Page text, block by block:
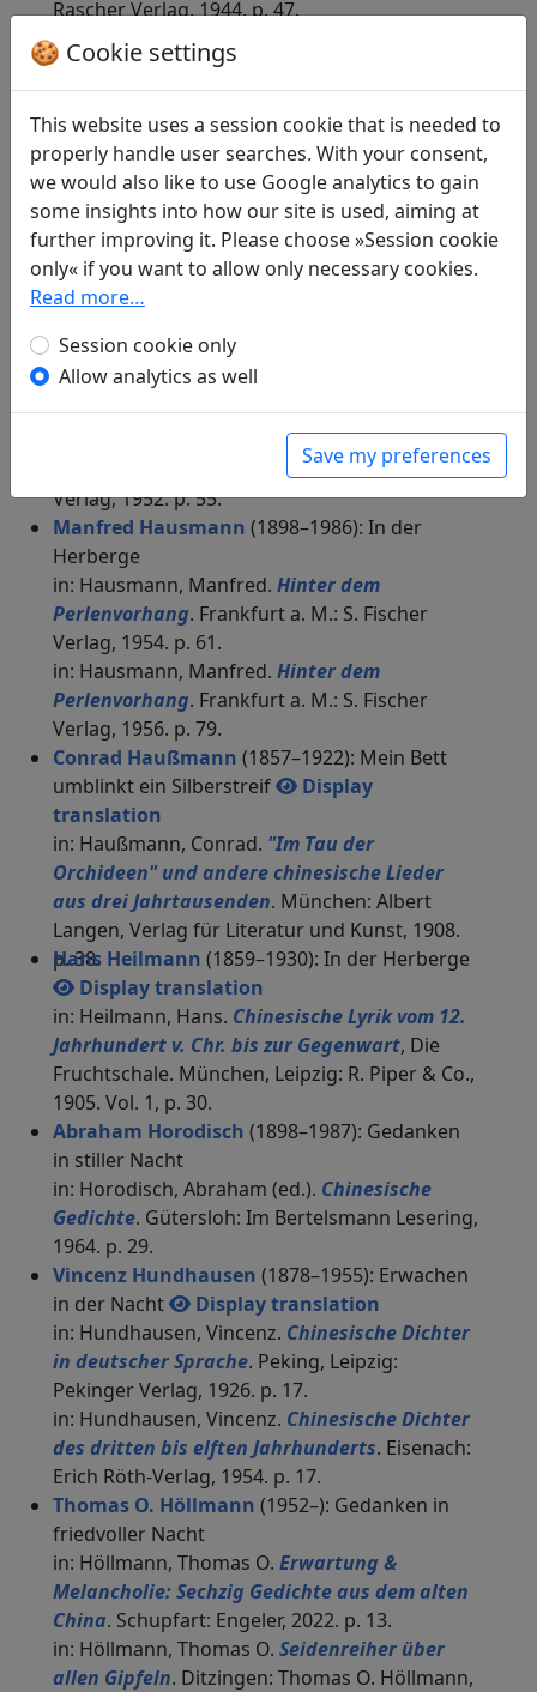
Rascher Verlag, 1944. p. 47.
Ludwig Goldscheider
Nachtgedanken in der Herberge
in: Goldscheider, Ludwig (ed.).Die schönsten
Gedichte der Weltliteratur. Ein Hausbuch der
Weltlyrik von den Anfängen bis heute. Wien,
Leipzig: Phaidon-Verlag, 1933. p. 122.
Otto Hauser(1876–1944): In stiller Nacht
Display translation
in: Brandes, Georg.Die chinesische Dichtung
von Otto Hauser. Mit 9 Vollbildern in
Anst. G.m.b.H., 1905. p. 36.
Otto Hauser(1876–1944): Mondschein
Display translation
Chinesische Lyrik und
. Bremen-Horn: Walter Dorn-
Verlag, 1952. p. 55.
Manfred Hausmann (1898–1986): In der
Herberge
in: Hausmann, Manfred. Hinter dem
Perlenvorhang. Frankfurt a. M.: S. Fischer
Verlag, 1954. p. 61.
in: Hausmann, Manfred. Hinter dem
Perlenvorhang. Frankfurt a. M.: S. Fischer
Verlag, 1956. p. 79.
Conrad Haußmann (1857–1922): Mein Bett
umblinkt ein Silberstreif
Display
translation
in: Haußmann, Conrad. "Im Tau der
Orchideen" und andere chinesische Lieder
aus drei Jahrtausenden. München: Albert
Langen, Verlag für Literatur und Kunst, 1908.
p. 38.
Hans Heilmann (1859–1930): In der Herberge
Display translation
in: Heilmann, Hans. Chinesische Lyrik vom 12.
Jahrhundert v. Chr. bis zur Gegenwart, Die
Fruchtschale. München, Leipzig: R. Piper & Co.,
1905. Vol. 1, p. 30.
Abraham Horodisch (1898–1987): Gedanken
in stiller Nacht
in: Horodisch, Abraham (ed.). Chinesische
Gedichte. Gütersloh: Im Bertelsmann Lesering,
1964. p. 29.
Vincenz Hundhausen (1878–1955): Erwachen
in der Nacht
Display translation
in: Hundhausen, Vincenz. Chinesische Dichter
in deutscher Sprache. Peking, Leipzig:
Pekinger Verlag, 1926. p. 17.
in: Hundhausen, Vincenz. Chinesische Dichter
des dritten bis elften Jahrhunderts. Eisenach:
Erich Röth-Verlag, 1954. p. 17.
Thomas O. Höllmann (1952–): Gedanken in
friedvoller Nacht
in: Höllmann, Thomas O. Erwartung &
Melancholie: Sechzig Gedichte aus dem alten
China. Schupfart: Engeler, 2022. p. 13.
in: Höllmann, Thomas O. Seidenreiher über
allen Gipfeln. Ditzingen: Thomas O. Höllmann,
🍪 Cookie settings
This website uses a session cookie that is needed to
properly handle user searches. With your consent,
we would also like to use Google analytics to gain
some insights into how our site is used, aiming at
further improving it. Please choose »Session cookie
only« if you want to allow only necessary cookies.
Read more…
Session cookie only
Allow analytics as well
Save my preferences